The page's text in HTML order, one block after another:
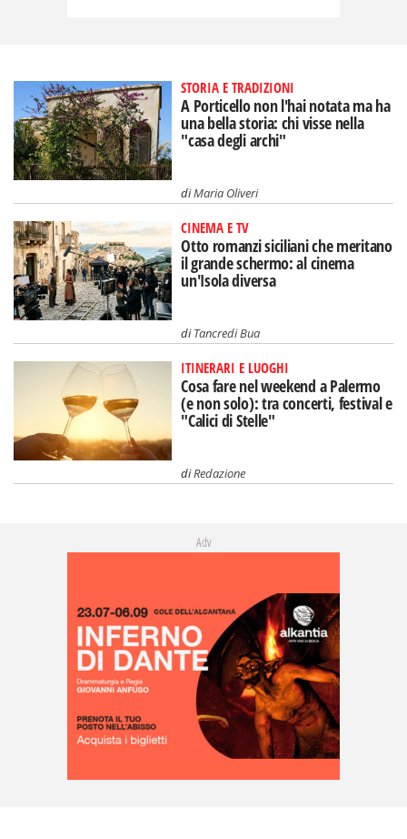
STORIA E TRADIZIONI
A Porticello non l'hai notata ma ha
una bella storia: chi visse nella
"casa degli archi"
diMaria Oliveri
CINEMA E TV
Otto romanzi siciliani che meritano
il grande schermo: al cinema
un'Isola diversa
diTancredi Bua
ITINERARI E LUOGHI
Cosa fare nel weekend a Palermo
(e non solo): tra concerti, festival e
"Calici di Stelle"
diRedazione
Adv